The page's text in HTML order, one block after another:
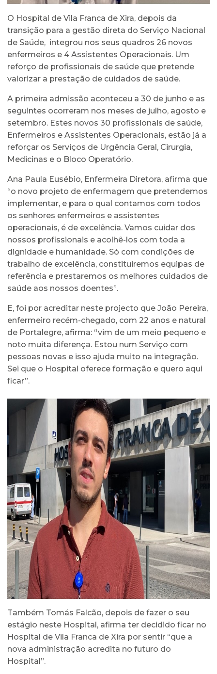
O Hospital de Vila Franca de Xira, depois da
transição para a gestão direta do Serviço Nacional
de Saúde, integrou nos seus quadros 26 novos
enfermeiros e 4 Assistentes Operacionais. Um
reforço de profissionais de saúde que pretende
valorizar a prestação de cuidados de saúde.
A primeira admissão aconteceu a 30 de junho e as
seguintes ocorreram nos meses de julho, agosto e
setembro. Estes novos 30 profissionais de saúde,
Enfermeiros e Assistentes Operacionais, estão já a
reforçar os Serviços de Urgência Geral, Cirurgia,
Medicinas e o Bloco Operatório.
Ana Paula Eusébio, Enfermeira Diretora, afirma que
“o novo projeto de enfermagem que pretendemos
implementar, e para o qual contamos com todos
os senhores enfermeiros e assistentes
operacionais, é de excelência. Vamos cuidar dos
nossos profissionais e acolhê-los com toda a
dignidade e humanidade. Só com condições de
trabalho de excelência, constituiremos equipas de
referência e prestaremos os melhores cuidados de
saúde aos nossos doentes”.
E, foi por acreditar neste projecto que João Pereira,
enfermeiro recém-chegado, com 22 anos e natural
de Portalegre, afirma: “vim de um meio pequeno e
noto muita diferença. Estou num Serviço com
pessoas novas e isso ajuda muito na integração.
Sei que o Hospital oferece formação e quero aqui
ficar”.
Também Tomás Falcão, depois de fazer o seu
estágio neste Hospital, afirma ter decidido ficar no
Hospital de Vila Franca de Xira por sentir “que a
nova administração acredita no futuro do
Hospital”.